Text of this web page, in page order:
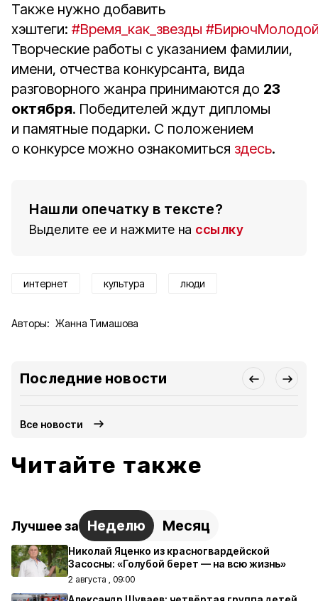
Также нужно добавить
хэштеги: #Время_как_звезды
Творческие работы с указанием фамилии,
имени, отчества конкурсанта, вида
разговорного жанра принимаются до 23
октября. Победителей ждут дипломы
и памятные подарки. С положением
о конкурсе можно ознакомиться здесь.
Нашли опечатку в тексте?
Выделите ее и нажмите на ссылку
интернет культура люди
Авторы: Жанна Тимашова
Последние новости
Все новости
Читайте также
Лучшее за Неделю Месяц
Николай Яценко из красногвардейской
Засосны: «Голубой берет — на всю жизнь»
2 августа , 09:00